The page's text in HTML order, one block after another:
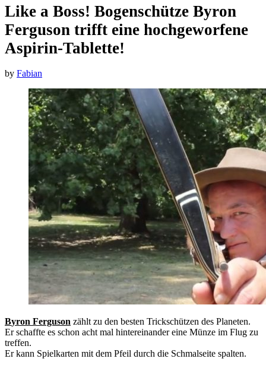
Like a Boss! Bogenschütze Byron
Ferguson trifft eine hochgeworfene
Aspirin-Tablette!
by Fabian
Byron Ferguson zählt zu den besten Trickschützen des Planeten.
Er schaffte es schon acht mal hintereinander eine Münze im Flug zu
treffen.
Er kann Spielkarten mit dem Pfeil durch die Schmalseite spalten.